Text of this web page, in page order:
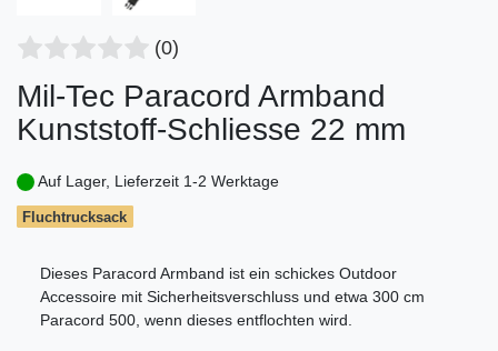
(0)
Mil-Tec Paracord Armband
Kunststoff-Schliesse 22 mm
Auf Lager, Lieferzeit 1-2 Werktage
Fluchtrucksack
Dieses Paracord Armband ist ein schickes Outdoor
Accessoire mit Sicherheitsverschluss und etwa 300 cm
Paracord 500, wenn dieses entflochten wird.